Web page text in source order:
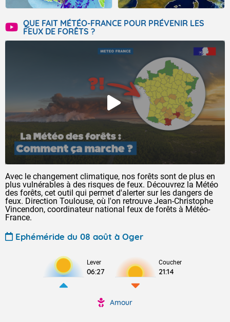
QUE FAIT MÉTÉO-FRANCE POUR PRÉVENIR LES
FEUX DE FORÊTS ?
Avec le changement climatique, nos forêts sont de plus en
plus vulnérables à des risques de feux. Découvrez la Météo
des forêts, cet outil qui permet d'alerter sur les dangers de
feux. Direction Toulouse, où l'on retrouve Jean-Christophe
Vincendon, coordinateur national feux de forêts à Météo-
France.
Ephéméride du 08 août à Oger
Lever
06:27
Coucher
21:14
Amour